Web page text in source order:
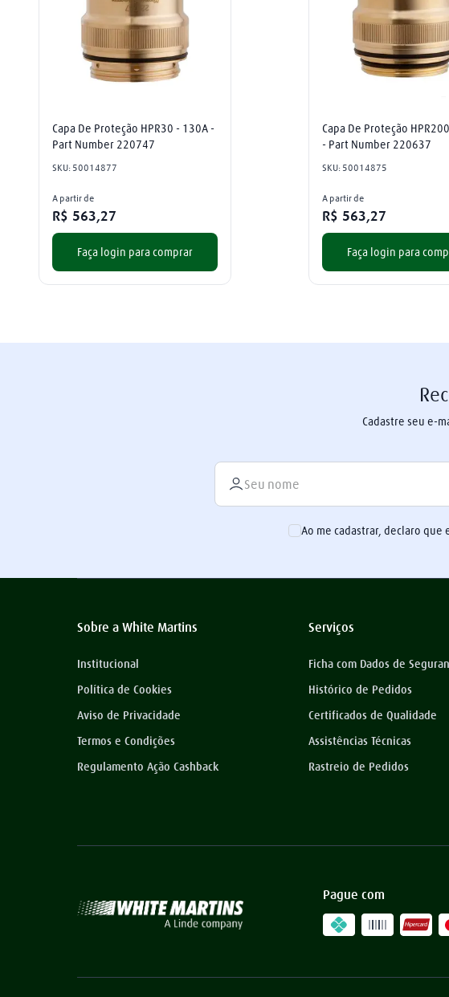
Capa De Proteção HPR30 - 130A -
Part Number 220747
SKU: 50014877
A partir de
R$ 563,27
Faça login para comprar
Capa De Proteção
- Part Number 220637
SKU: 50014875
A partir de
R$ 563,27
Faça login para
Cadastre seu e-
Ao me cadastrar, declaro
Sobre a White Martins
Institucional
Política de Cookies
Aviso de Privacidade
Termos e Condições
Regulamento Ação Cashback
Serviços
Ficha com Dados de
Histórico de Pedidos
Certificados de Qualidade
Assistências Técnicas
Rastreio de Pedidos
Pague com